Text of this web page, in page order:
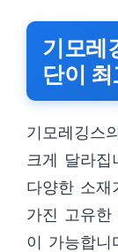
기모레
단이
기모레깅스
크게 달라
다양한 소재
가진 고유한
이 가능합